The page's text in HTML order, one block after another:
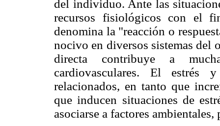
del individuo. Ante las
recursos fisiológicos con el
denomina la "reacción o
nocivo en diversos sistemas del
directa contribuye a
cardiovasculares. El estrés
relacionados, en tanto que
que inducen situaciones de
asociarse a factores